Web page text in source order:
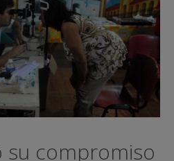
su compromiso